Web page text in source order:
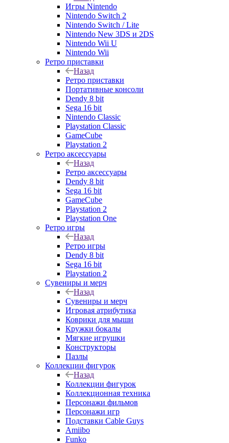
Игры Nintendo
Nintendo Switch 2
Nintendo Switch / Lite
Nintendo New 3DS и 2DS
Nintendo Wii U
Nintendo Wii
Ретро приставки
Назад
Ретро приставки
Портативные консоли
Dendy 8 bit
Sega 16 bit
Nintendo Classic
Playstation Classic
GameCube
Playstation 2
Ретро аксессуары
Назад
Ретро аксессуары
Dendy 8 bit
Sega 16 bit
GameCube
Playstation 2
Playstation One
Ретро игры
Назад
Ретро игры
Dendy 8 bit
Sega 16 bit
Playstation 2
Сувениры и мерч
Назад
Сувениры и мерч
Игровая атрибутика
Коврики для мыши
Кружки бокалы
Мягкие игрушки
Конструкторы
Пазлы
Коллекции фигурок
Назад
Коллекции фигурок
Коллекционная техника
Персонажи фильмов
Персонажи игр
Подставки Cable Guys
Amiibo
Funko